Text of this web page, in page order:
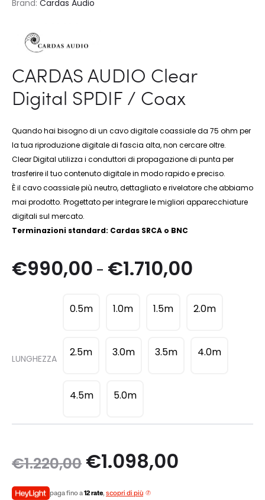
Brand: Cardas Audio
CARDAS AUDIO Clear
Digital SPDIF / Coax
Quando hai bisogno di un cavo digitale coassiale da 75 ohm per
la tua riproduzione digitale di fascia alta, non cercare oltre.
Clear Digital utilizza i conduttori di propagazione di punta per
trasferire il tuo contenuto digitale in modo rapido e preciso.
È il cavo coassiale più neutro, dettagliato e rivelatore che abbiamo
mai prodotto. Progettato per integrare le migliori apparecchiature
digitali sul mercato.
Terminazioni standard: Cardas SRCA o BNC
€990,00 - €1.710,00
da
LUNGHEZZA
0.5m 1.0m 1.5m 2.0m
2.5m 3.0m 3.5m 4.0m
4.5m 5.0m
€1.220,00 Il
prezzo
€1.098,00
paga fino a12 rate, scopri di più